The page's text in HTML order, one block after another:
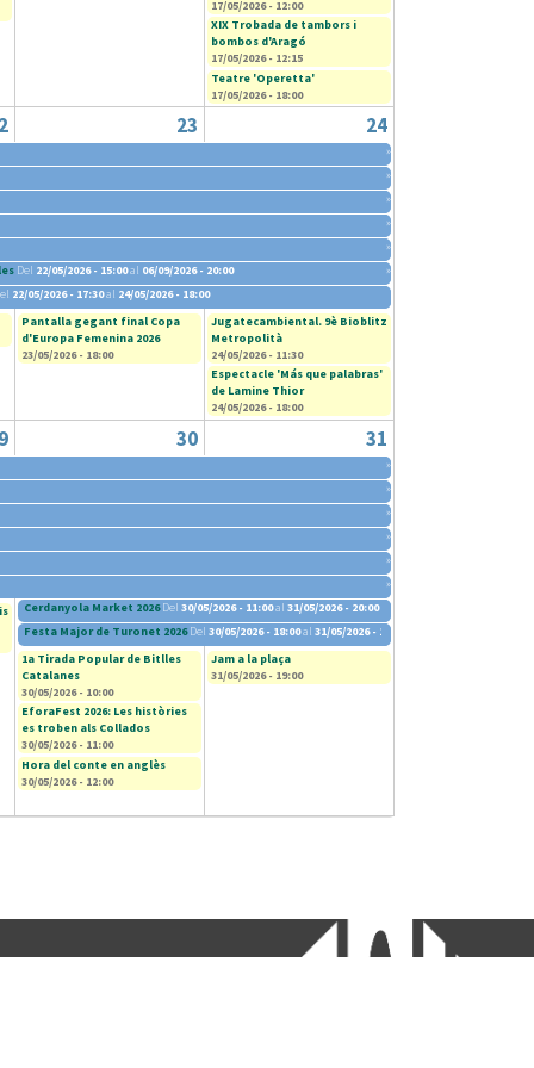
17/05/2026 - 12:00
XIX Trobada de tambors i
bombos d'Aragó
17/05/2026 - 12:15
Teatre 'Operetta'
17/05/2026 - 18:00
23 24
»
»
»
»
»
Del 22/05/2026 - 15:00al 06/09/2026 - 20:00
»
22/05/2026 - 17:30al 24/05/2026 - 18:00
Pantalla gegant final Copa
d'Europa Femenina 2026
23/05/2026 - 18:00
Jugatecambiental. 9è Bioblitz
Metropolità
24/05/2026 - 11:30
Espectacle 'Más que palabras'
de Lamine Thior
24/05/2026 - 18:00
30 31
»
»
»
»
»
»
Cerdanyola Market 2026 Del 30/05/2026 - 11:00al 31/05/2026 - 20:00
Festa Major de Turonet 2026 Del 30/05/2026 - 18:00al 31/05/2026 - 13:00
1a Tirada Popular de Bitlles
Catalanes
30/05/2026 - 10:00
EforaFest 2026: Les històries
es troben als Collados
30/05/2026 - 11:00
Hora del conte en anglès
30/05/2026 - 12:00
Jam a la plaça
31/05/2026 - 19:00